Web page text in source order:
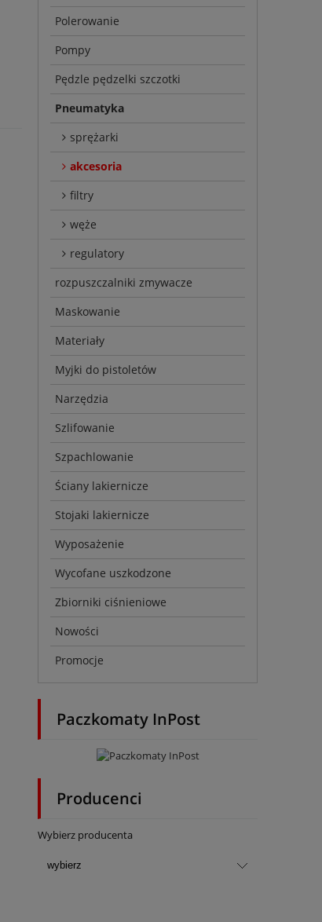
Polerowanie
Pompy
Pędzle pędzelki szczotki
Pneumatyka
sprężarki
akcesoria
filtry
węże
regulatory
rozpuszczalniki zmywacze
Maskowanie
Materiały
Myjki do pistoletów
Narzędzia
Szlifowanie
Szpachlowanie
Ściany lakiernicze
Stojaki lakiernicze
Wyposażenie
Wycofane uszkodzone
Zbiorniki ciśnieniowe
Nowości
Promocje
Paczkomaty InPost
Producenci
Wybierz producenta